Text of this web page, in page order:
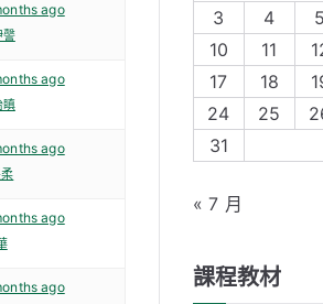
ago
謦
ago
瞋
ago
ago
ago
3
4 5
10
11
17
18
24
25
31
« 7 月
課程教材